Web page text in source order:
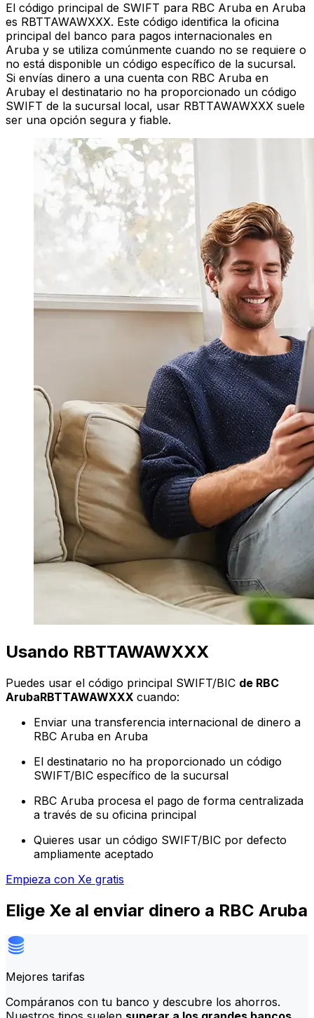
El código principal de SWIFT para RBC Aruba en Aruba
es RBTTAWAWXXX. Este código identifica la oficina
principal del banco para pagos internacionales en
Aruba y se utiliza comúnmente cuando no se requiere o
no está disponible un código específico de la sucursal.
Si envías dinero a una cuenta con RBC Aruba en
Arubay el destinatario no ha proporcionado un código
SWIFT de la sucursal local, usar RBTTAWAWXXX suele
ser una opción segura y fiable.
Usando RBTTAWAWXXX
Puedes usar el código principal SWIFT/BIC de RBC
ArubaRBTTAWAWXXX cuando:
Enviar una transferencia internacional de dinero a
RBC Aruba en Aruba
El destinatario no ha proporcionado un código
SWIFT/BIC específico de la sucursal
RBC Aruba procesa el pago de forma centralizada
a través de su oficina principal
Quieres usar un código SWIFT/BIC por defecto
ampliamente aceptado
Empieza con Xe gratis
Elige Xe al enviar dinero a RBC Aruba
Mejores tarifas
Compáranos con tu banco y descubre los ahorros.